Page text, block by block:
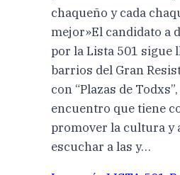
chaqueño y cada
mejor»El candidato a
por la Lista 501 sigue
barrios del Gran
con “Plazas de
encuentro que tiene
promover la cultura y
escuchar a las y…